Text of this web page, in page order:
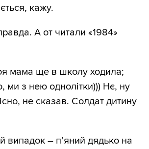
кажу.
А от читали «1984»
мама ще в школу ходила;
ми з нею однолітки))) Нє, ну
не сказав. Солдат дитину
випадок – п’яний дядько на